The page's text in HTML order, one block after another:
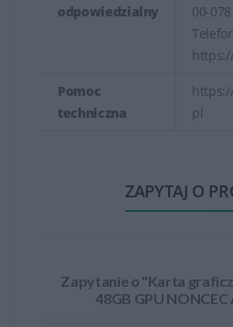
odpowiedzialny
00-
Pomoc
techniczna
pl
ZAPYTAJ O
Zapytanie o "Karta
48GB GPU